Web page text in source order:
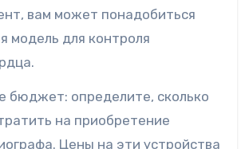
вам может понадобиться
модель для контроля
бюджет: определите, сколько
на приобретение
Цены на эти устройства